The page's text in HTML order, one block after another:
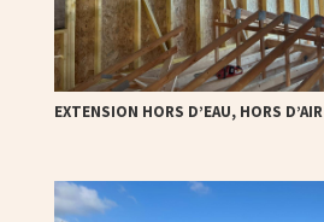
EXTENSION HORS D’EAU, HORS D’AIR